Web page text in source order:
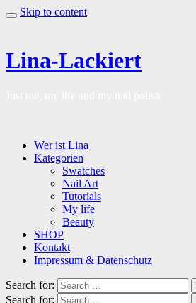
Skip to content
Lina-Lackiert
Wer ist Lina
Kategorien
Swatches
Nail Art
Tutorials
My life
Beauty
SHOP
Kontakt
Impressum & Datenschutz
Search for:
Search for: